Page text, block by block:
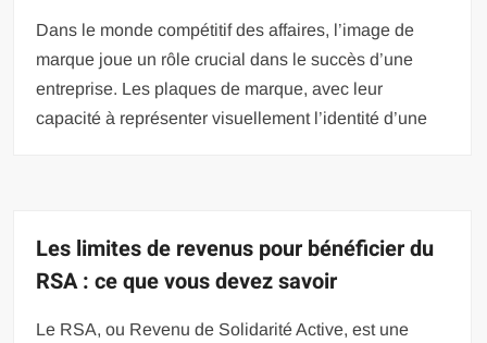
Dans le monde compétitif des affaires, l’image de
marque joue un rôle crucial dans le succès d’une
entreprise. Les plaques de marque, avec leur
capacité à représenter visuellement l’identité d’une
Les limites de revenus pour bénéficier du
RSA : ce que vous devez savoir
Le RSA, ou Revenu de Solidarité Active, est une